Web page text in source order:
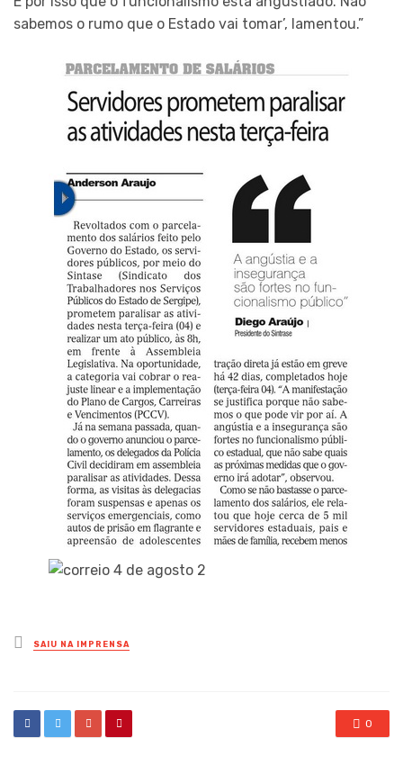
sabemos o rumo que o Estado vai tomar’, lamentou.”
Posted
in
SAIU NA IMPRENSA
0